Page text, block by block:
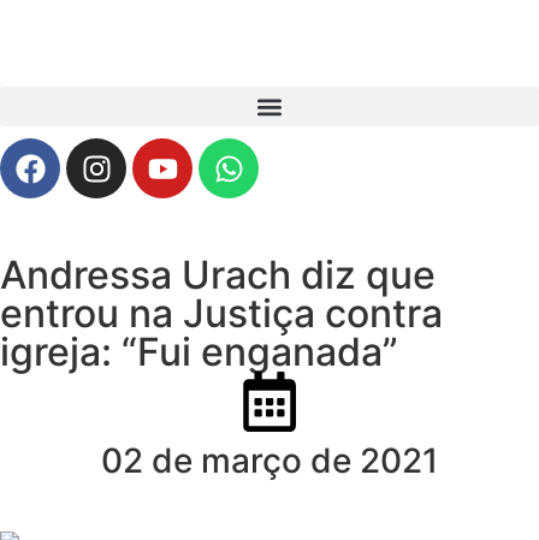
Andressa Urach diz que
entrou na Justiça contra
igreja: “Fui enganada”
02 de março de 2021